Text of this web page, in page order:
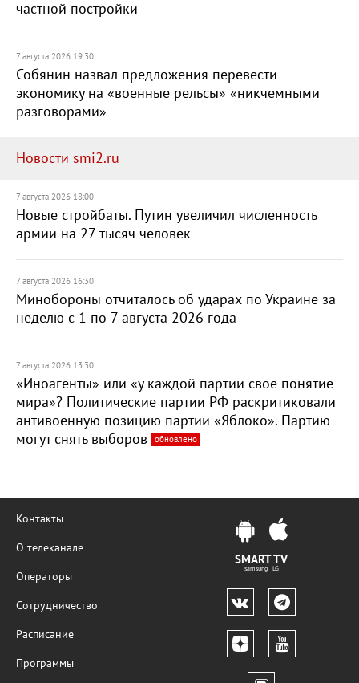
частной постройки
7 августа 2026 19:30
Собянин назвал предложения перевести
экономику на «военные рельсы» «никчемными
разговорами»
Новости smi2.ru
7 августа 2026 18:00
Новые стройбаты. Путин увеличил численность
армии на 27 тысяч человек
7 августа 2026 16:30
Минобороны отчиталось об ударах по Украине за
неделю с 1 по 7 августа 2026 года
7 августа 2026 13:30
«Иноагенты» или «у каждой партии свое понятие
мира»? Политические партии РФ раскритиковали
антивоенную позицию партии «Яблоко». Партию
могут снять выборов
обновлено
Контакты
О телеканале
Операторы
Сотрудничество
Расписание
Программы
SMART TV
samsung LG